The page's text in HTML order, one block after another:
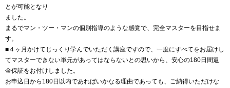
とが可能となり
ました。
まるでマン・ツー・マンの個別指導のような感覚で、完全マスターを目指せま
す。
■４ヶ月かけてじっくり学んでいただく講座ですので、一度にすべてをお届けし
てマスターできない単元があってはならないとの思いから、安心の180日間返
金保証をお付けしました。
お申込日から180日以内であればいかなる理由であっても、ご納得いただけな